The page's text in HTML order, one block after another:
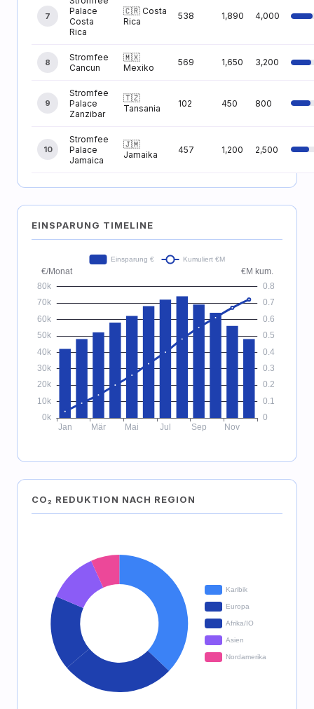
7
Palace
Costa
Rica
🇨🇷 Costa
Rica
538 1,890 4,000
8
Stromfee
Cancun
🇲🇽
Mexiko
569 1,650 3,200
9
Stromfee
Palace
Zanzibar
🇹🇿
Tansania
102 450 800
10
Stromfee
Palace
Jamaica
🇯🇲
Jamaika
457 1,200 2,500
EINSPARUNG TIMELINE
CO₂ REDUKTION NACH REGION